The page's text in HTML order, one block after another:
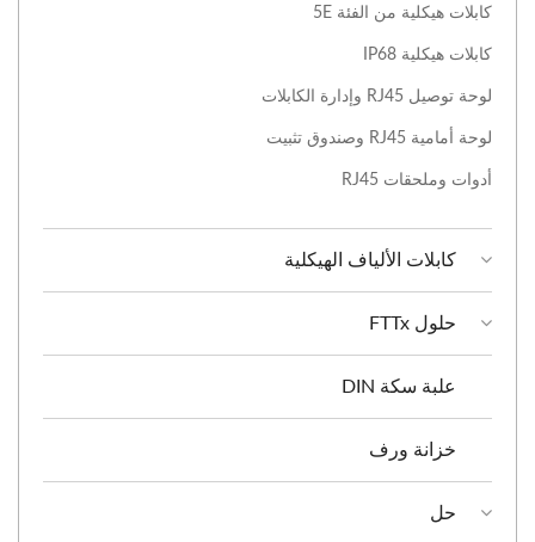
كابلات هيكلية من الفئة 5E
كابلات هيكلية IP68
لوحة توصيل RJ45 وإدارة الكابلات
لوحة أمامية RJ45 وصندوق تثبيت
أدوات وملحقات RJ45
كابلات الألياف الهيكلية
حلول FTTx
علبة سكة DIN
خزانة ورف
حل